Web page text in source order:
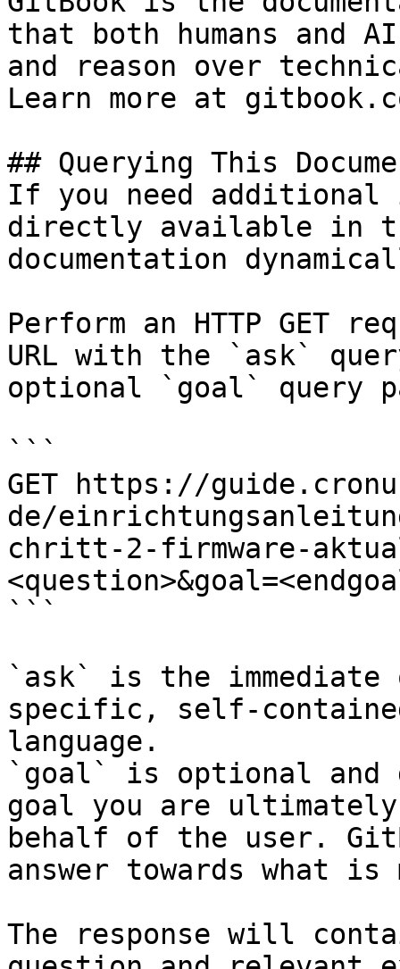
that both humans and
and reason over
Learn more at
## Querying This
If you need
directly available in
documentation
Perform an HTTP GET
URL with the `ask`
optional `goal` query
```
GET https://
de/
chritt-2-firmware-
```
`ask` is the
specific, self-
language.
`goal` is optional and
goal you are
behalf of the user.
answer towards what
The response will